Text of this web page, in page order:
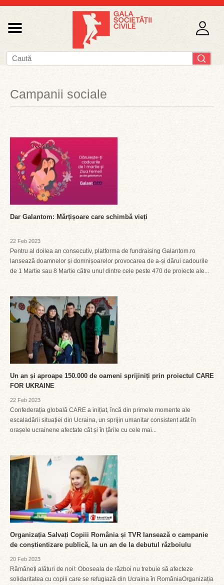
Campanii sociale
Dar Galantom: Mărțișoare care schimbă vieți
22 Feb 2023
Pentru al doilea an consecutiv, platforma de fundraising Galantom.ro
lansează doamnelor și domnișoarelor provocarea de a-și dărui cadourile
de 1 Martie sau 8 Martie către unul dintre cele peste 470 de proiecte ale...
Un an și aproape 150.000 de oameni sprijiniți prin proiectul CARE
FOR UKRAINE
22 Feb 2023
Confederația globală CARE a inițiat, încă din primele momente ale
escaladării situației din Ucraina, un sprijin umanitar consistent atât în
orașele ucrainene afectate cât și în țările cu cele mai...
Organizația Salvați Copiii România și TVR lansează o campanie
de conștientizare publică, la un an de la debutul războiulu
20 Feb 2023
Rămâneți alături de noi!: Oboseala de război nu trebuie să afecteze
solidaritatea cu copiii care se refugiază din Ucraina în RomâniaOrganizația